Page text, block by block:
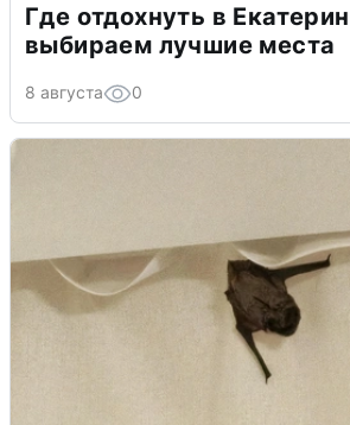
Где отдохнуть в
выбираем лучшие места
8 августа 0